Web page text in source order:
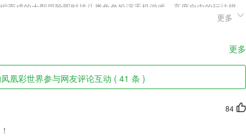
而成的大型冒险即时战斗类角色扮演手机游戏，高度自由的玩法模
，玩家可以自由选择挑战，不断的战斗提升自身的等级，喜欢特戒传
变得萌萌哒。
更多
更多
凰彩世界参与网友评论互动 ( 41 条 )
84